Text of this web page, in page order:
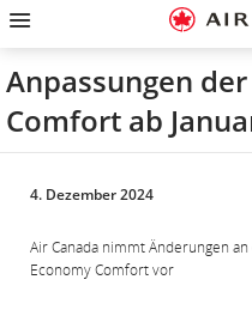
Zur
springen
Zur
springen
Zu
springen
Zum
springen
Zu
der
Fußzeile
springen
Zur
springen
Zu
springen
Anpassungen
Comfort ab
4. Dezember 2024
Air Canada nimmt Änderungen
Economy Comfort vor